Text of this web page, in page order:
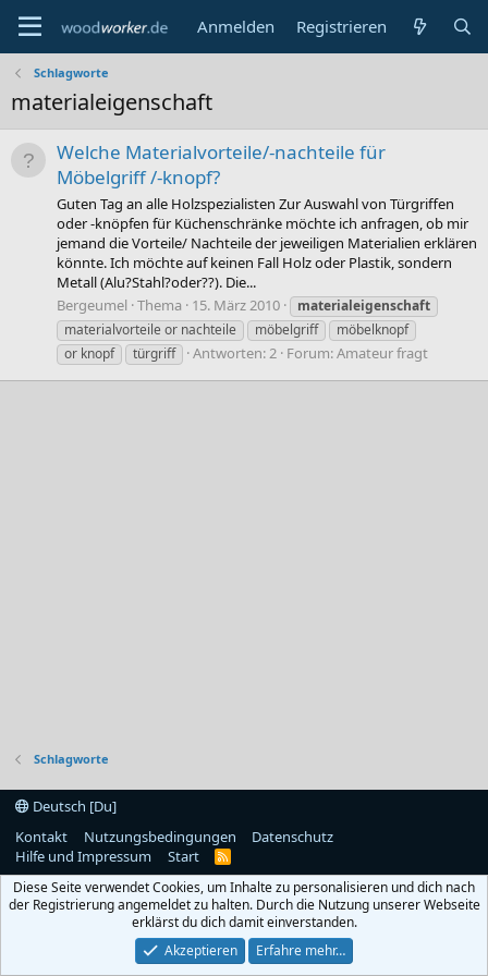
Anmelden Registrieren
Schlagworte
materialeigenschaft
Welche Materialvorteile/-nachteile für
Möbelgriff /-knopf?
Guten Tag an alle Holzspezialisten Zur Auswahl von Türgriffen
oder -knöpfen für Küchenschränke möchte ich anfragen, ob mir
jemand die Vorteile/ Nachteile der jeweiligen Materialien erklären
könnte. Ich möchte auf keinen Fall Holz oder Plastik, sondern
Metall (Alu?Stahl?oder??). Die...
Bergeumel Thema 15. März 2010
materialeigenschaft
materialvorteile or nachteile
möbelgriff
möbelknopf
or knopf
türgriff Antworten: 2 Forum:Amateur fragt
Schlagworte
Deutsch [Du]
Kontakt
Nutzungsbedingungen
Datenschutz
Hilfe und Impressum
Start
R
S
Diese Seite verwendet Cookies, um Inhalte zu personalisieren und dich nach
der Registrierung angemeldet zu halten. Durch die Nutzung unserer Webseite
erklärst du dich damit einverstanden.
Akzeptieren
Erfahre mehr…